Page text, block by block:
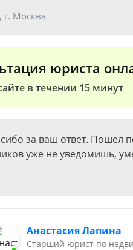
г. Москва
юриста
в течении 15 минут
за ваш ответ. Пошел
уже не уведомишь,
Анастасия Лапина
Старший юрист по